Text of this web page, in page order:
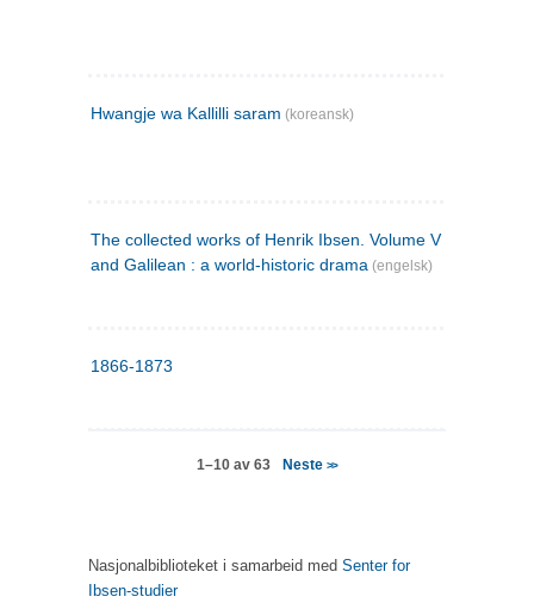
Hwangje wa Kallilli saram (koreansk)
The collected works of Henrik Ibsen. Volume V : Emperor
and Galilean : a world-historic drama (engelsk)
1866-1873
1–10 av 63 Neste>>
Nasjonalbiblioteket i samarbeid med Senter for
Ibsen-studier